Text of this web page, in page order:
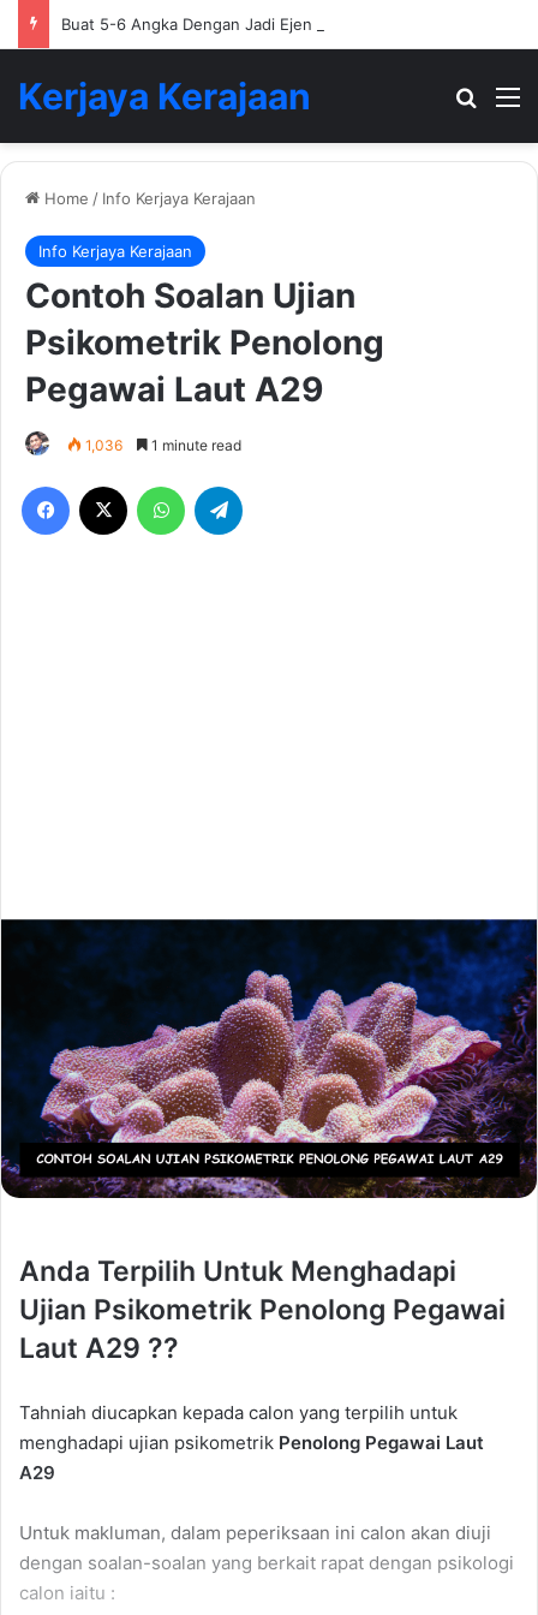
Buat 5-6 Angka Dengan Jadi Ejen Hartanah
Kerjaya Kerajaan
Home / Info Kerjaya Kerajaan
Info Kerjaya Kerajaan
Contoh Soalan Ujian
Psikometrik Penolong
Pegawai Laut A29
1,036 1 minute read
Facebook WhatsApp
Anda Terpilih Untuk Menghadapi
Ujian Psikometrik Penolong Pegawai
Laut A29 ??
Tahniah diucapkan kepada calon yang terpilih untuk
menghadapi ujian psikometrik Penolong Pegawai Laut
A29
Untuk makluman, dalam peperiksaan ini calon akan diuji
dengan soalan-soalan yang berkait rapat dengan psikologi
calon iaitu :